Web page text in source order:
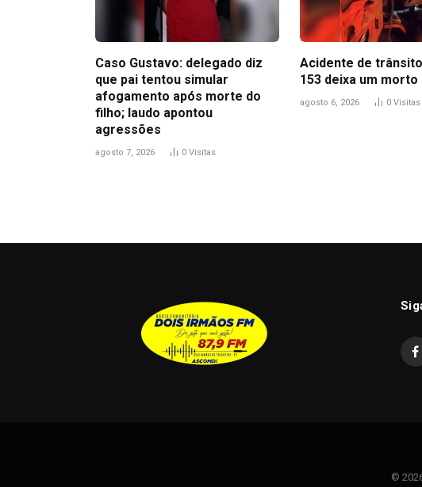
Caso Gustavo: delegado diz
que pai tentou simular
afogamento após morte do
filho; laudo apontou
agressões
agosto 7, 2026 0 Visitas
Acidente de trânsito
153 deixa um
agosto 6, 2026 0 Visitas
©